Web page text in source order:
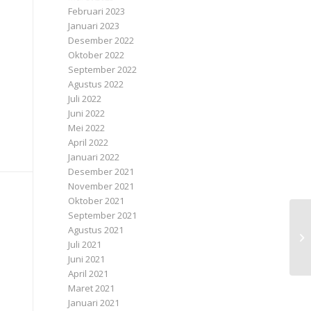
Februari 2023
Januari 2023
Desember 2022
Oktober 2022
September 2022
Agustus 2022
Juli 2022
Juni 2022
Mei 2022
April 2022
Januari 2022
Desember 2021
November 2021
Oktober 2021
September 2021
Agustus 2021
Juli 2021
Juni 2021
April 2021
Maret 2021
Januari 2021